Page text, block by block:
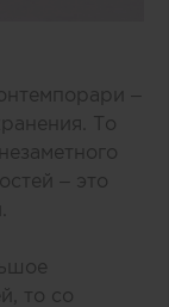
–
То
– это
то со